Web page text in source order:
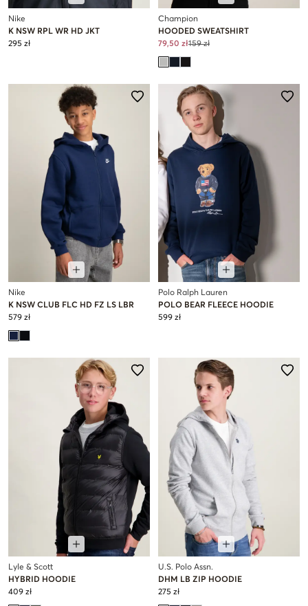
Nike
K NSW RPL WR HD JKT
295 zł
Champion
HOODED SWEATSHIRT
79,50 zł159 zł
Nike
K NSW CLUB FLC HD FZ LS LBR
579 zł
Polo Ralph Lauren
POLO BEAR FLEECE HOODIE
599 zł
Lyle & Scott
HYBRID HOODIE
409 zł
U.S. Polo Assn.
DHM LB ZIP HOODIE
275 zł